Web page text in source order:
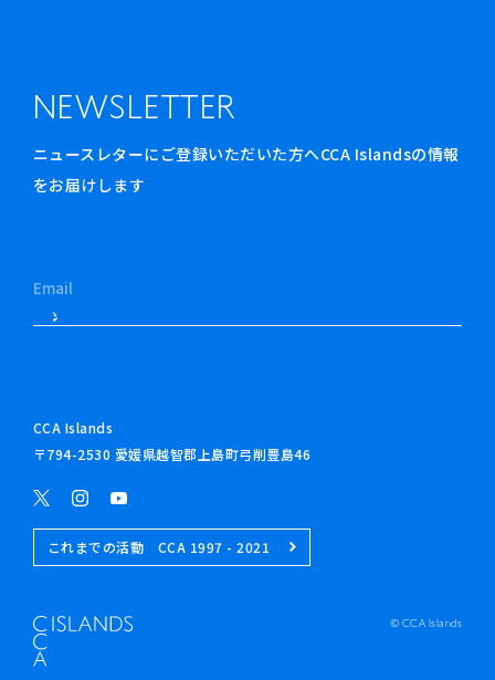
NEWSLETTER
ニュースレターにご登録いただいた方へCCA Islandsの情報
をお届けします
CCA Islands
〒794-2530 愛媛県越智郡上島町弓削豊島46
これまでの活動 CCA 1997 - 2021
© CCA Islands